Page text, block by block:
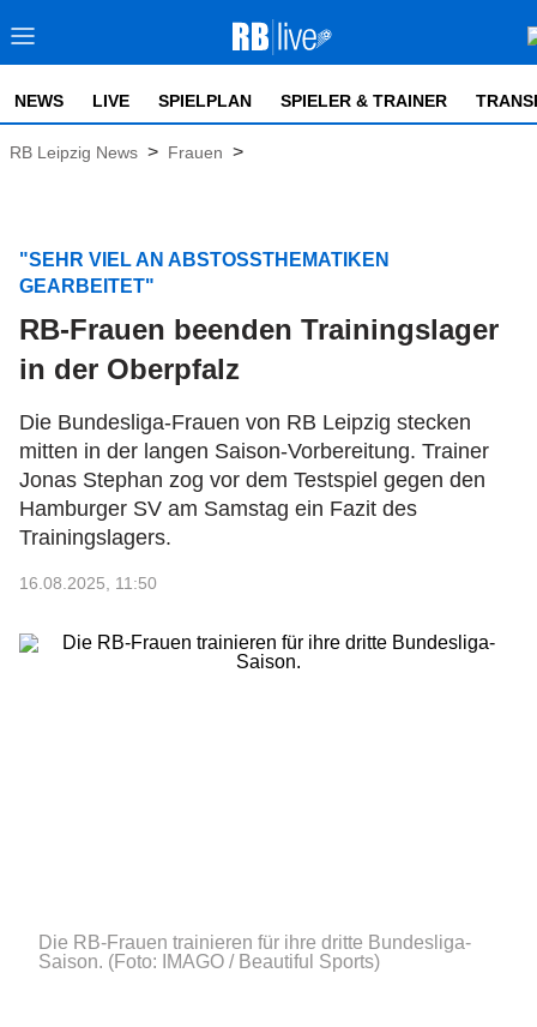
NEWS LIVE SPIELPLAN SPIELER & TRAINER
RB Leipzig News > Frauen >
"SEHR VIEL AN ABSTOSSTHEMATIKEN G
EARBEITET"
RB-Frauen beenden Trainingslager
in der Oberpfalz
Die Bundesliga-Frauen von RB Leipzig stecken
mitten in der langen Saison-Vorbereitung. Trainer
Jonas Stephan zog vor dem Testspiel gegen den
Hamburger SV am Samstag ein Fazit des
Trainingslagers.
16.08.2025, 11:50
Die RB-Frauen trainieren für ihre dritte Bundesliga-
Saison. (Foto: IMAGO / Beautiful Sports)